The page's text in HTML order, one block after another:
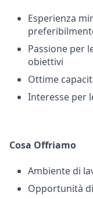
Esperienza
Passione per
obiettivi
Ottime
Interesse per
Cosa Offriamo
Ambiente di
Opportunità